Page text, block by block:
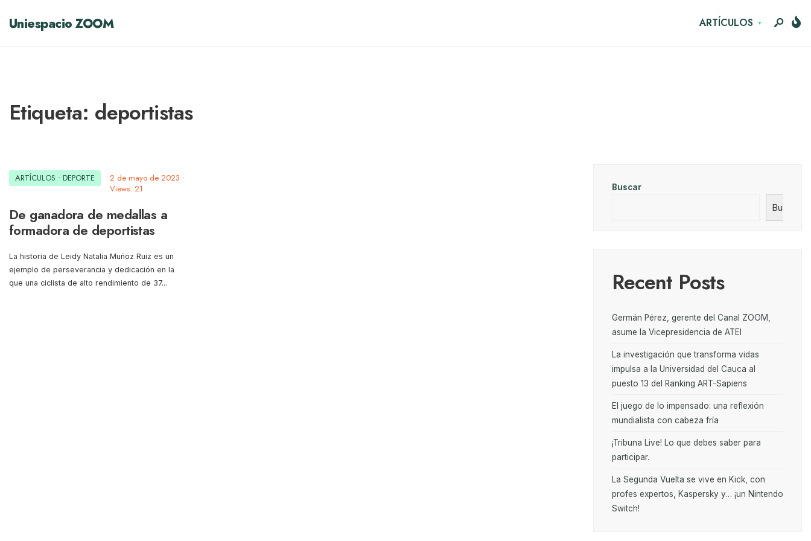
Uniespacio ZOOM ARTÍCULOS
Etiqueta: deportistas
ARTÍCULOS • DEPORTE 2 de mayo de 2023 •
Views: 21
De ganadora de medallas a
formadora de deportistas
La historia de Leidy Natalia Muñoz Ruiz es un
ejemplo de perseverancia y dedicación en la
que una ciclista de alto rendimiento de 37...
Buscar
Buscar
Recent Posts
Germán Pérez, gerente del Canal ZOOM,
asume la Vicepresidencia de ATEI
La investigación que transforma vidas
impulsa a la Universidad del Cauca al
puesto 13 del Ranking ART-Sapiens
El juego de lo impensado: una reflexión
mundialista con cabeza fría
¡Tribuna Live! Lo que debes saber para
participar.
La Segunda Vuelta se vive en Kick, con
profes expertos, Kaspersky y… ¡un Nintendo
Switch!